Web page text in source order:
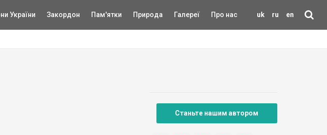
uk ru en
України Закордон Пам'ятки Природа Галереї Про нас
Станьте нашим автором